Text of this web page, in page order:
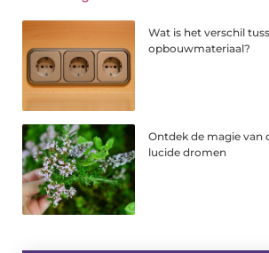
Wat is het verschil
opbouwmateriaal?
Ontdek de magie
lucide dromen